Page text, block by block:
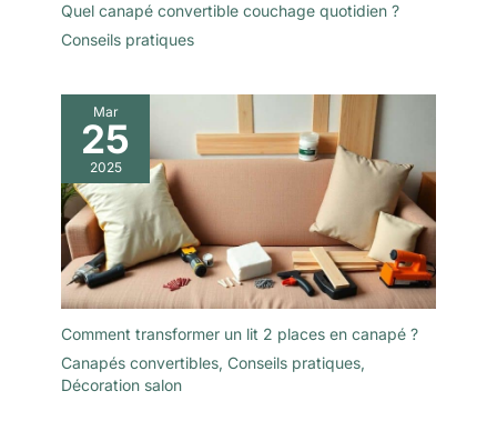
pour sécuriser la connexion. L'assemblage peut être terminé en
Quel canapé convertible couchage quotidien ?
Conseils pratiques
Mar
25
2025
Comment transformer un lit 2 places en canapé ?
Canapés convertibles, Conseils pratiques,
Décoration salon